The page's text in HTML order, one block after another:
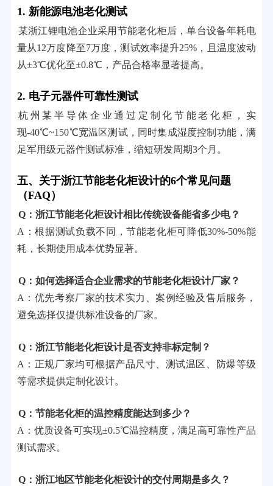
1. 新能源电池老化测试
某浙江锂电池企业采用节能老化柜后，单台设备年耗电
量从12万度降至7万度，测试效率提升25%，且温度波动
从±3℃优化至±0.8℃，产品合格率显著提高。
2. 电子元器件可靠性测试
杭州某半导体企业通过定制化节能老化柜，实
现-40℃~150℃宽温区测试，同时集成湿度控制功能，满
足军用级元器件测试标准，缩短研发周期3个月。
五、关于浙江节能老化柜设计的6个常见问题
（FAQ）
Q：浙江节能老化柜设计相比传统设备能省多少电？
A：根据测试负载不同，节能老化柜可降低30%-50%能
耗，长期使用成本优势显著。
Q：如何选择适合企业需求的节能老化柜设计厂家？
A：优先考察厂家的技术实力、案例经验及售后服务，
避免选择仅提供标准设备的厂家。
Q：浙江节能老化柜设计是否支持非标定制？
A：正规厂家均可根据产品尺寸、测试温区、防爆等级
等需求提供定制化设计。
Q：节能老化柜的温控精度能达到多少？
A：优质设备可实现±0.5℃温控精度，满足高可靠性产品
测试需求。
Q：浙江地区节能老化柜设计的交付周期是多久？